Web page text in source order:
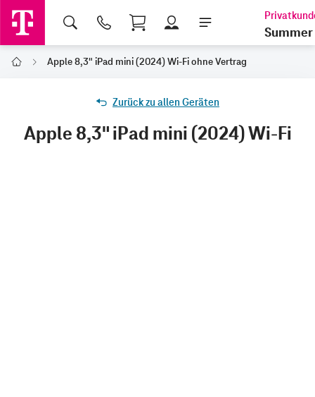
Shopping Cart
Summer
Home Apple 8,3" iPad mini (2024) Wi-Fi ohne Vertrag
Zurück zu allen Geräten
Apple 8,3" iPad mini (2024) Wi-Fi